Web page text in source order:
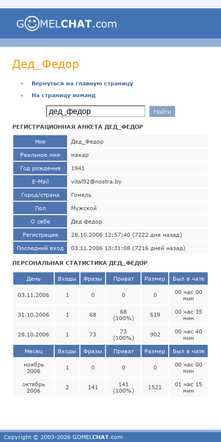
Дед_Федор
●
Вернуться на главную страницу
●
На страницу команд
РЕГИСТРАЦИОННАЯ АНКЕТА ДЕД_ФЕДОР
Ник Дед_Федор
Реальное имя макар
Год рождения 1941
E-Mail vital92@nostra.by
Город/страна Гомель
Пол Мужской
О себе Дед федор
Регистрация 28.10.2006 12:57:40 (7222 дня назад)
Последний вход 03.11.2006 13:31:08 (7216 дней назад)
ПЕРСОНАЛЬНАЯ СТАТИСТИКА ДЕД_ФЕДОР
День Входы Фразы Приват Размер Был в чате
03.11.2006 1 0 0 0
00 час 00
мин
31.10.2006 1 68
68
(100%)
619
00 час 35
мин
28.10.2006 1 73
73
(100%)
902
00 час 40
мин
Месяц Входы Фразы Приват Размер Был в чате
ноябрь
2006
1 0 0 0
00 час 00
мин
октябрь
2006
2 141
141
(100%)
1521
01 час 15
мин
Copyright © 2003-2026 GOMEL CHAT.com